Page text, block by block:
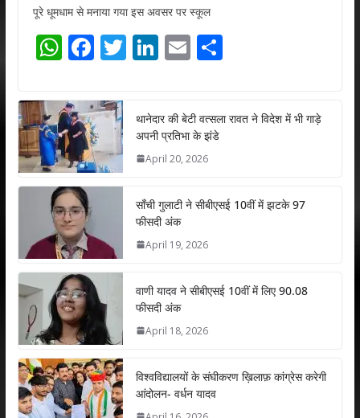
पूरे धूमधाम से मनाया गया इस अवसर पर स्कूल
W
at
s
A
p
p
F
e
b
o
o
T
er
Li
e
dI
E
l
S
e
थानेदार की बेटी वत्सला रावत ने विदेश में भी गाड़े
अपनी प्रतिभा के झंडे
April 20, 2026
साँची गुलाटी ने सीबीएसई 10वीं में झटके 97
फीसदी अंक
April 19, 2026
वाणी यादव ने सीबीएसई 10वीं में लिए 90.08
फीसदी अंक
April 18, 2026
विश्वविद्यालयों के संघीकरण ख़िलाफ़ कांग्रेस करेगी
आंदोलन- वर्धन यादव